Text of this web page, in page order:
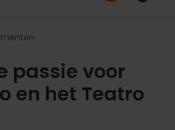
passie voor
en het Teatro